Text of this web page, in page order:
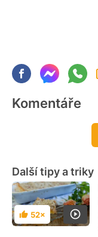
Komentáře
Další tipy a triky
Hodnocení
52×